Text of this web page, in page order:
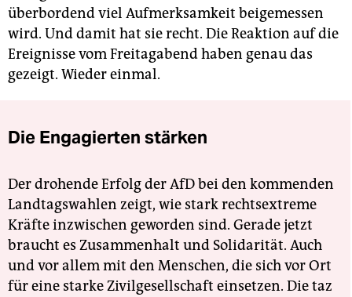
überbordend viel Aufmerksamkeit beigemessen
wird. Und damit hat sie recht. Die Reaktion auf die
Ereignisse vom Freitagabend haben genau das
gezeigt. Wieder einmal.
Die Engagierten stärken
Der drohende Erfolg der AfD bei den kommenden
Landtagswahlen zeigt, wie stark rechtsextreme
Kräfte inzwischen geworden sind. Gerade jetzt
braucht es Zusammenhalt und Solidarität. Auch
und vor allem mit den Menschen, die sich vor Ort
für eine starke Zivilgesellschaft einsetzen. Die taz